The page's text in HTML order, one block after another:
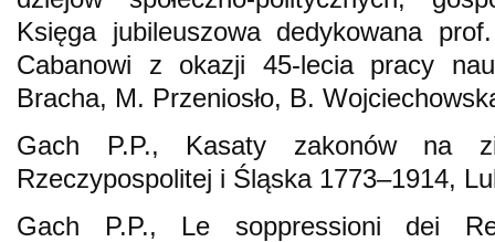
Księga jubileuszowa dedykowana
Cabanowi z okazji 45-lecia pracy
Bracha, M. Przeniosło, B.
Gach P.P., Kasaty zakonów na
Rzeczypospolitej i Śląska 1773–1914,
Gach P.P., Le soppressioni dei